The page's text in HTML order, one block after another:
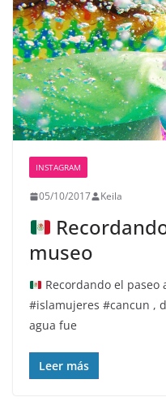
INSTAGRAM
05/10/2017 Keila
museo
Recordando el paseo
#islamujeres #cancun ,
agua fue
Leer más